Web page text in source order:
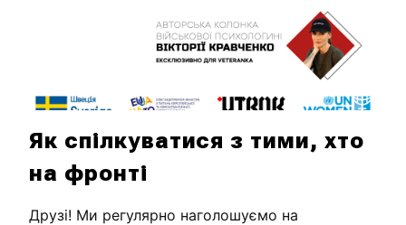
Як спілкуватися з тими, хто
на фронті
Друзі! Ми регулярно наголошуємо на